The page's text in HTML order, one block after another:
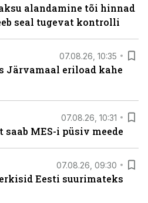
alandamine tõi hinnad
seal tugevat kontrolli
07.08.26, 10:35
Järvamaal eriload kahe
07.08.26, 10:31
MES-i püsiv meede
07.08.26, 09:30
Eesti suurimateks